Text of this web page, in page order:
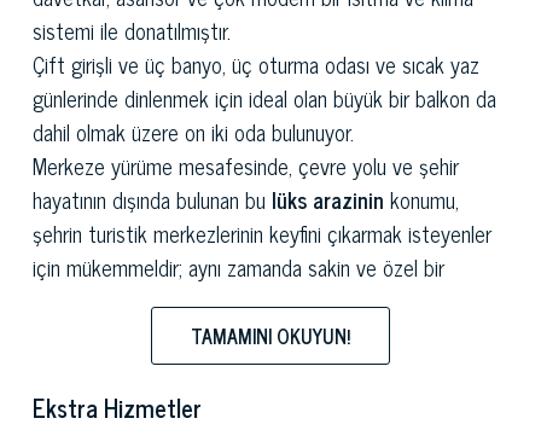
sistemi ile donatılmıştır.
Çift girişli ve üç banyo, üç oturma odası ve sıcak yaz
günlerinde dinlenmek için ideal olan büyük bir balkon da
dahil olmak üzere on iki oda bulunuyor.
Merkeze yürüme mesafesinde, çevre yolu ve şehir
hayatının dışında bulunan bu lüks arazinin konumu,
şehrin turistik merkezlerinin keyfini çıkarmak isteyenler
için mükemmeldir; aynı zamanda sakin ve özel bir
ortamda yaşamaktadır.
rüya home, Campo di Marte istasyonuna
yakındır ve karayoluyla iyi bağlantılıdır; Buradan Versilia
plaj kasabaları, Quercetano Körfezi, Baratti Körfezi ve
TAMAMINI OKUYUN!
Ekstra Hizmetler